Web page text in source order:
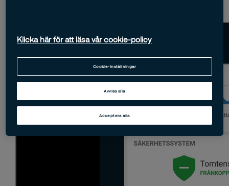
Klicka här för att läsa vår cookie-policy
Avvisa alla
Acceptera alla
Cookie-inställningar